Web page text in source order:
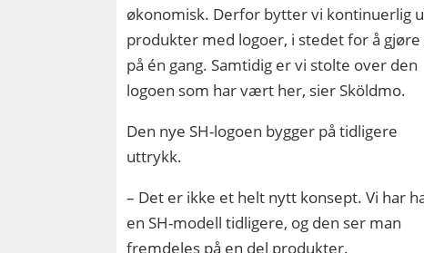
økonomisk. Derfor bytter vi kontinuerlig
produkter med logoer, i stedet for å gjøre
på én gang. Samtidig er vi stolte over den
logoen som har vært her, sier Sköldmo.
Den nye SH-logoen bygger på tidligere
uttrykk.
– Det er ikke et helt nytt konsept. Vi har
en SH-modell tidligere, og den ser man
fremdeles på en del produkter.